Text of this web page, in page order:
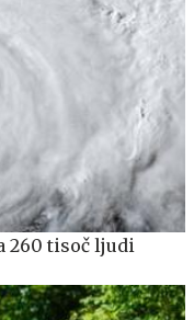
260 tisoč ljudi